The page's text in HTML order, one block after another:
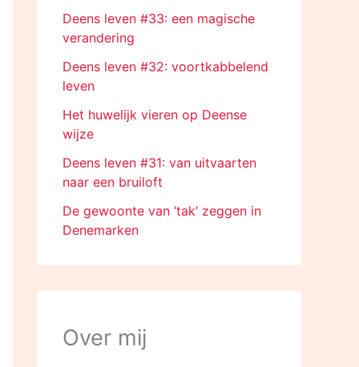
Deens leven #33: een magische
verandering
Deens leven #32: voortkabbelend
leven
Het huwelijk vieren op Deense
wijze
Deens leven #31: van uitvaarten
naar een bruiloft
De gewoonte van ‘tak’ zeggen in
Denemarken
Over mij